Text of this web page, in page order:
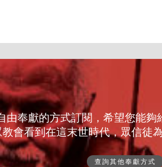
由奉獻的方式訂閱，希望您能
會看到在這末世時代，眾信徒
查詢其他奉獻方式